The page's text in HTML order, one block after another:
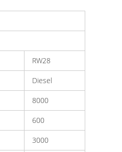
RW28
Diesel
8000
600
3000